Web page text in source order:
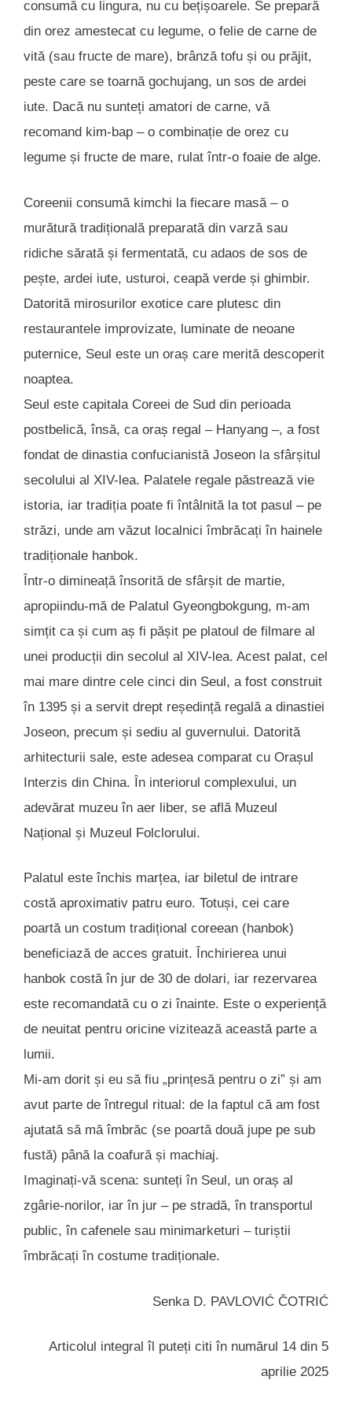
consumă cu lingura, nu cu bețișoarele. Se prepară
din orez amestecat cu legume, o felie de carne de
vită (sau fructe de mare), brânză tofu și ou prăjit,
peste care se toarnă gochujang, un sos de ardei
iute. Dacă nu sunteți amatori de carne, vă
recomand kim-bap – o combinație de orez cu
legume și fructe de mare, rulat într-o foaie de alge.
Coreenii consumă kimchi la fiecare masă – o
murătură tradițională preparată din varză sau
ridiche sărată și fermentată, cu adaos de sos de
pește, ardei iute, usturoi, ceapă verde și ghimbir.
Datorită mirosurilor exotice care plutesc din
restaurantele improvizate, luminate de neoane
puternice, Seul este un oraș care merită descoperit
noaptea.
Seul este capitala Coreei de Sud din perioada
postbelică, însă, ca oraș regal – Hanyang –, a fost
fondat de dinastia confucianistă Joseon la sfârșitul
secolului al XIV-lea. Palatele regale păstrează vie
istoria, iar tradiția poate fi întâlnită la tot pasul – pe
străzi, unde am văzut localnici îmbrăcați în hainele
tradiționale hanbok.
Într-o dimineață însorită de sfârșit de martie,
apropiindu-mă de Palatul Gyeongbokgung, m-am
simțit ca și cum aș fi pășit pe platoul de filmare al
unei producții din secolul al XIV-lea. Acest palat, cel
mai mare dintre cele cinci din Seul, a fost construit
în 1395 și a servit drept reședință regală a dinastiei
Joseon, precum și sediu al guvernului. Datorită
arhitecturii sale, este adesea comparat cu Orașul
Interzis din China. În interiorul complexului, un
adevărat muzeu în aer liber, se află Muzeul
Național și Muzeul Folclorului.
Palatul este închis marțea, iar biletul de intrare
costă aproximativ patru euro. Totuși, cei care
poartă un costum tradițional coreean (hanbok)
beneficiază de acces gratuit. Închirierea unui
hanbok costă în jur de 30 de dolari, iar rezervarea
este recomandată cu o zi înainte. Este o experiență
de neuitat pentru oricine vizitează această parte a
lumii.
Mi-am dorit și eu să fiu „prințesă pentru o zi” și am
avut parte de întregul ritual: de la faptul că am fost
ajutată să mă îmbrăc (se poartă două jupe pe sub
fustă) până la coafură și machiaj.
Imaginați-vă scena: sunteți în Seul, un oraș al
zgârie-norilor, iar în jur – pe stradă, în transportul
public, în cafenele sau minimarketuri – turiștii
îmbrăcați în costume tradiționale.
Senka D. PAVLOVIĆ ČOTRIĆ
Articolul integral îl puteți citi în numărul 14 din 5
aprilie 2025